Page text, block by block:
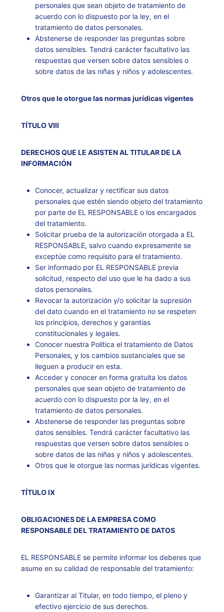
personales que sean objeto de tratamiento de
acuerdo con lo dispuesto por la ley, en el
tratamiento de datos personales.
Abstenerse de responder las preguntas sobre
datos sensibles. Tendrá carácter facultativo las
respuestas que versen sobre datos sensibles o
sobre datos de las niñas y niños y adolescentes.
Otros que le otorgue las normas jurídicas vigentes
TÍTULO VIII
DERECHOS QUE LE ASISTEN AL TITULAR DE LA
INFORMACIÓN
Conocer, actualizar y rectificar sus datos
personales que estén siendo objeto del tratamiento
por parte de EL RESPONSABLE o los encargados
del tratamiento.
Solicitar prueba de la autorización otorgada a EL
RESPONSABLE, salvo cuando expresamente se
exceptúe como requisito para el tratamiento.
Ser informado por EL RESPONSABLE previa
solicitud, respecto del uso que le ha dado a sus
datos personales.
Revocar la autorización y/o solicitar la supresión
del dato cuando en el tratamiento no se respeten
los principios, derechos y garantías
constitucionales y legales.
Conocer nuestra Política el tratamiento de Datos
Personales, y los cambios sustanciales que se
lleguen a producir en esta.
Acceder y conocer en forma gratuita los datos
personales que sean objeto de tratamiento de
acuerdo con lo dispuesto por la ley, en el
tratamiento de datos personales.
Abstenerse de responder las preguntas sobre
datos sensibles. Tendrá carácter facultativo las
respuestas que versen sobre datos sensibles o
sobre datos de las niñas y niños y adolescentes.
Otros que le otorgue las normas jurídicas vigentes.
TÍTULO IX
OBLIGACIONES DE LA EMPRESA COMO
RESPONSABLE DEL TRATAMIENTO DE DATOS
EL RESPONSABLE se permite informar los deberes que
asume en su calidad de responsable del tratamiento:
Garantizar al Titular, en todo tiempo, el pleno y
efectivo ejercicio de sus derechos.